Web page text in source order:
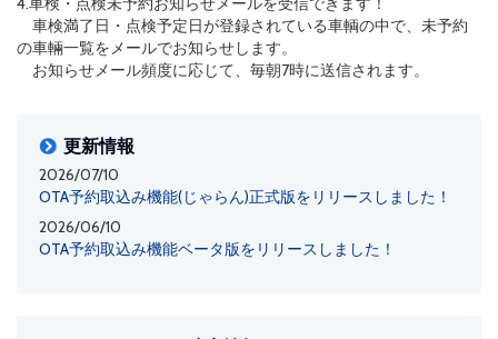
車検満了日・点検予定日が登録されている車輌の中で、未予約
の車輛一覧をメールでお知らせします。
お知らせメール頻度に応じて、毎朝7時に送信されます。
更新情報
2026/07/10
OTA予約取込み機能(じゃらん)正式版をリリースしました！
2026/06/10
OTA予約取込み機能ベータ版をリリースしました！